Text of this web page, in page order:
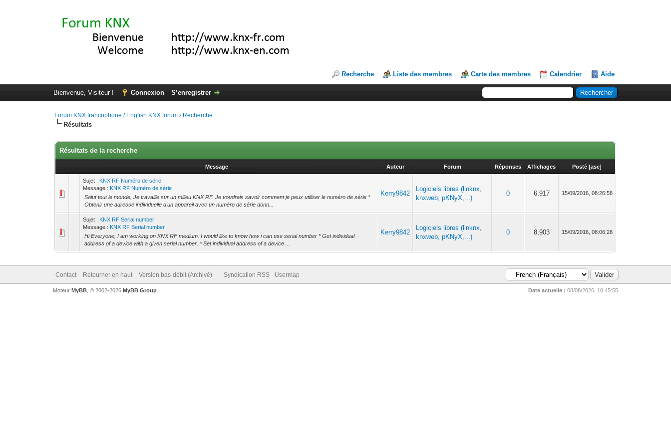
Recherche Liste des membres Carte des membres Calendrier Aide
Bienvenue, Visiteur ! Connexion S’enregistrer
Forum KNX francophone / English KNX forum › Recherche
Résultats
Résultats de la recherche
Message Auteur Forum Réponses Affichages Posté [asc]
Sujet : KNX RF Numéro de série
Message : KNX RF Numéro de série
Salut tout le monde, Je travaille sur un milieu KNX RF. Je voudrais savoir comment je peux utiliser le numéro de série *
Obtenir une adresse individuelle d'un appareil avec un numéro de série donn...
Kerry9842
Logiciels libres (linknx,
knxweb, pKNyX,...)
0 6,917 15/09/2016, 08:26:58
Sujet : KNX RF Serial number
Message : KNX RF Serial number
Hi Everyone, I am working on KNX RF medium. I would like to know how i can use serial number * Get individual
address of a device with a given serial number. * Set individual address of a device ...
Kerry9842
Logiciels libres (linknx,
knxweb, pKNyX,...)
0 8,903 15/09/2016, 08:06:28
Contact Retourner en haut Version bas-débit (Archivé) Syndication RSS Usermap
Date actuelle : 08/08/2026, 10:45:55
Moteur MyBB, © 2002-2026 MyBB Group.